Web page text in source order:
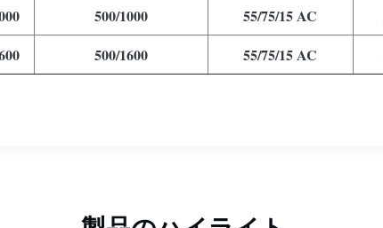
500/1000 55/75/15 AC
500/1600 55/75/15 AC